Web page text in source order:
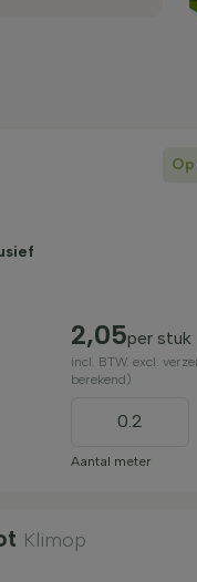
2,05per stuk
incl. BTW. excl.
berekend)
Aantal meter
Klimop